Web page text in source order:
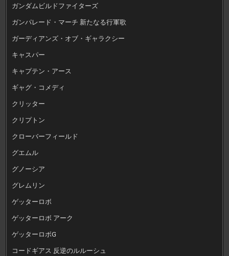
ガンダムビルドファイターズ
ガンパレード・マーチ 新たなる行軍歌
ガーディアンズ・オブ・ギャラクシー
キャスパー
キャプテン・アース
ギャグ・コメディ
クリッター
クリプトン
クローバーフィールド
グエムル
グノーシア
グレムリン
ゲッターロボ
ゲッターロボ アーク
ゲッターロボG
コードギアス 反逆のルルーシュ